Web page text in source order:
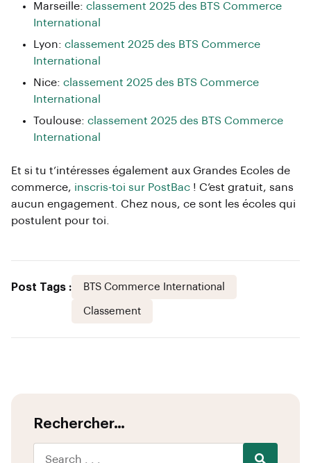
Marseille: classement 2025 des BTS Commerce
International
Lyon: classement 2025 des BTS Commerce
International
Nice: classement 2025 des BTS Commerce
International
Toulouse: classement 2025 des BTS Commerce
International
Et si tu t’intéresses également aux Grandes Ecoles de
commerce, inscris-toi sur PostBac ! C’est gratuit, sans
aucun engagement. Chez nous, ce sont les écoles qui
postulent pour toi.
Post Tags : BTS Commerce International
Classement
Rechercher…